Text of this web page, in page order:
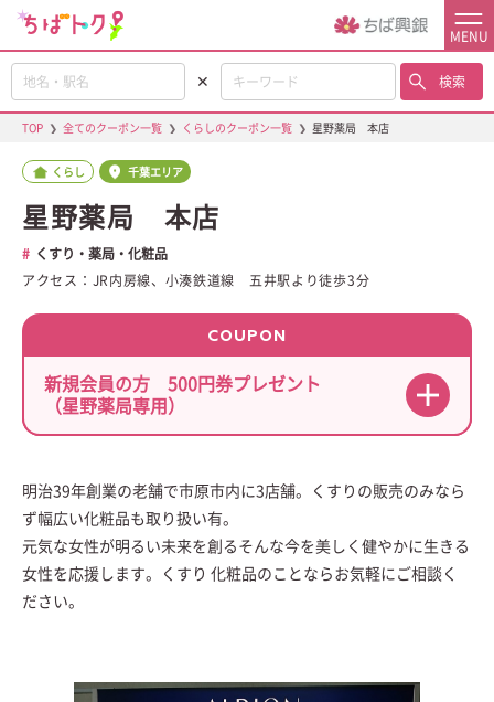
MENU
✕ 検索
TOP ❯ 全てのクーポン一覧 ❯ くらしのクーポン一覧 ❯ 星野薬局 本店
くらし 千葉エリア
星野薬局 本店
くすり・薬局・化粧品
アクセス：JR内房線、小湊鉄道線 五井駅より徒歩3分
COUPON
新規会員の方 500円券プレゼント
（星野薬局専用）
明治39年創業の老舗で市原市内に3店舗。くすりの販売のみなら
ず幅広い化粧品も取り扱い有。
元気な女性が明るい未来を創るそんな今を美しく健やかに生きる
女性を応援します。くすり 化粧品のことならお気軽にご相談く
ださい。